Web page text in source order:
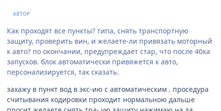
АВТОР
Как проходят все пункты? типа, снять транспортную
защиту, проверить вин, и желаете-ли привязать моторный
к авто? по окончании, предупреждает стар, что после 40ка
запусков. блок автоматически привяжется к авто,
персонализируется, так сказать.
захажу в пункт вод в экс-ию с автоматическим . проседура
считывания кодировки проходит нормальною дальше